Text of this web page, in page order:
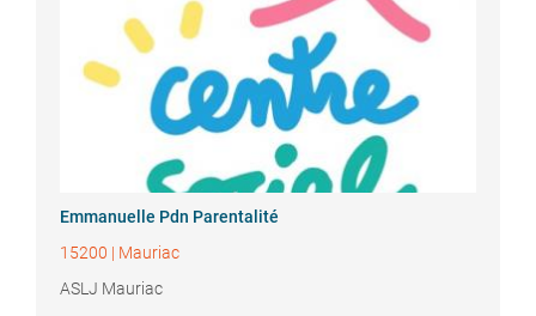
Emmanuelle Pdn Parentalité
15200 | Mauriac
ASLJ Mauriac